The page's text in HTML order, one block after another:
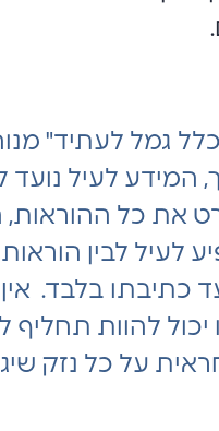
גמל לעתיד"
לעיל נועד
את כל ההוראות,
לעיל לבין
כתיבתו בלבד. אין
יכול להוות
על כל נזק